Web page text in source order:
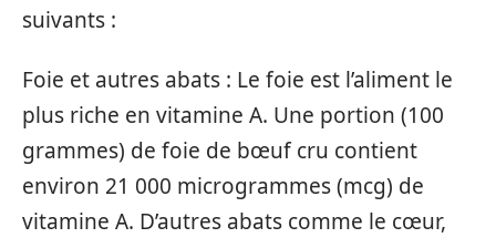
suivants :
Foie et autres abats : Le foie est l’aliment le
plus riche en vitamine A. Une portion (100
grammes) de foie de bœuf cru contient
environ 21 000 microgrammes (mcg) de
vitamine A. D’autres abats comme le cœur,